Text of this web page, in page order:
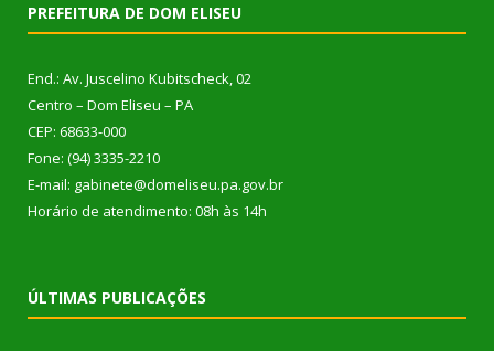
PREFEITURA DE DOM ELISEU
End.: Av. Juscelino Kubitscheck, 02
Centro – Dom Eliseu – PA
CEP: 68633-000
Fone: (94) 3335-2210
E-mail: gabinete@domeliseu.pa.gov.br
Horário de atendimento: 08h às 14h
ÚLTIMAS PUBLICAÇÕES